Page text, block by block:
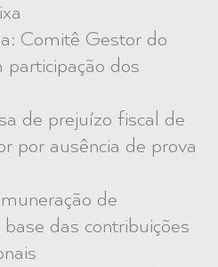
Comitê Gestor do
dos
de prejuízo fiscal de
por ausência de prova
de
das contribuições